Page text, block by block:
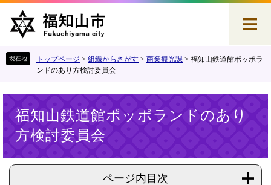
す
し
トップページ > 組織からさがす > 商業観光課 > 福知山鉄道館ポッポラ
ンドのあり方検討委員会
福知山鉄道館ポッポランドのあり
方検討委員会
ページ内目次